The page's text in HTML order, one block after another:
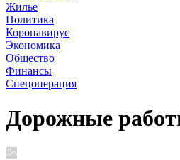
Жилье
Политика
Коронавирус
Экономика
Общество
Финансы
Спецоперация
Дорожные